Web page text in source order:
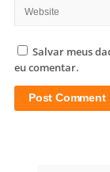
Salvar meus
eu comentar.